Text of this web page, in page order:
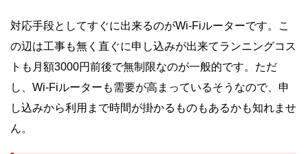
対応手段としてすぐに出来るのがWi-Fiルーターです。こ
の辺は工事も無く直ぐに申し込みが出来てランニングコス
トも月額3000円前後で無制限なのが一般的です。ただ
し、Wi-Fiルーターも需要が高まっているそうなので、申
し込みから利用まで時間が掛かるものもあるかも知れませ
ん。